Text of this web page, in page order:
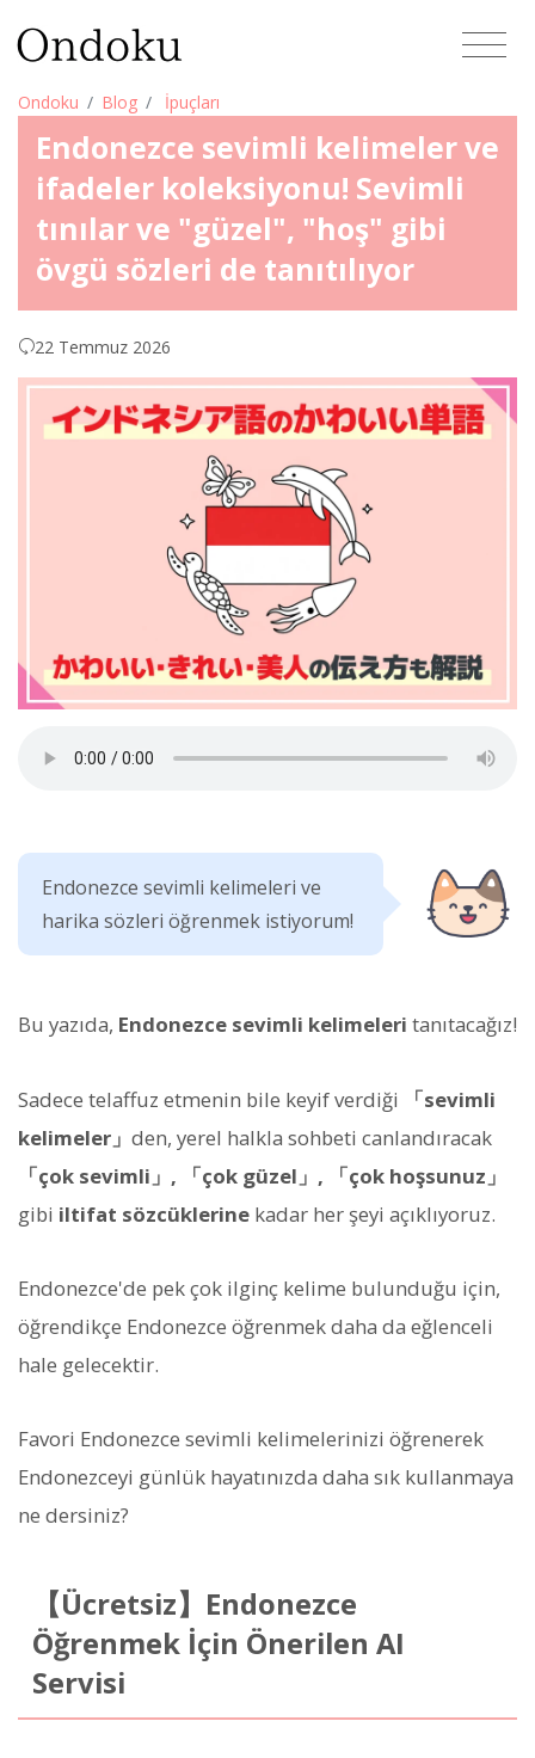
Ondoku Blog İpuçları
Endonezce sevimli kelimeler ve
ifadeler koleksiyonu! Sevimli
tınılar ve "güzel", "hoş" gibi
övgü sözleri de tanıtılıyor
22 Temmuz 2026
Endonezce sevimli kelimeleri ve
harika sözleri öğrenmek istiyorum!
Bu yazıda, Endonezce sevimli kelimeleri tanıtacağız!
Sadece telaffuz etmenin bile keyif verdiği
「sevimli
kelimeler」 den, yerel halkla sohbeti canlandıracak
「çok sevimli」, 「çok güzel」, 「çok hoşsunuz」
gibi iltifat sözcüklerine kadar her şeyi açıklıyoruz.
Endonezce'de pek çok ilginç kelime bulunduğu için,
öğrendikçe Endonezce öğrenmek daha da eğlenceli
hale gelecektir.
Favori Endonezce sevimli kelimelerinizi öğrenerek
Endonezceyi günlük hayatınızda daha sık kullanmaya
ne dersiniz?
【Ücretsiz】Endonezce
Öğrenmek İçin Önerilen AI
Servisi